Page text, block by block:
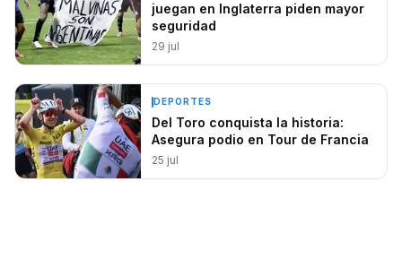
juegan en Inglaterra piden mayor
seguridad
29 jul
DEPORTES
Del Toro conquista la historia:
Asegura podio en Tour de Francia
25 jul